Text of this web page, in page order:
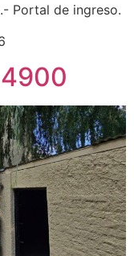
Portal de ingreso.